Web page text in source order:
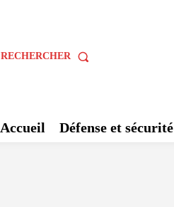
RECHERCHER
Accueil Défense et sécurité